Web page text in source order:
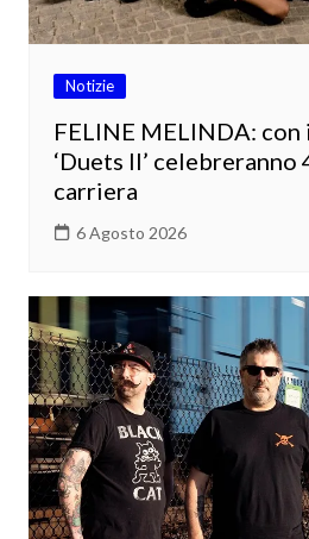
Notizie
FELINE MELINDA: con
‘Duets II’ celebreranno
carriera
6 Agosto 2026